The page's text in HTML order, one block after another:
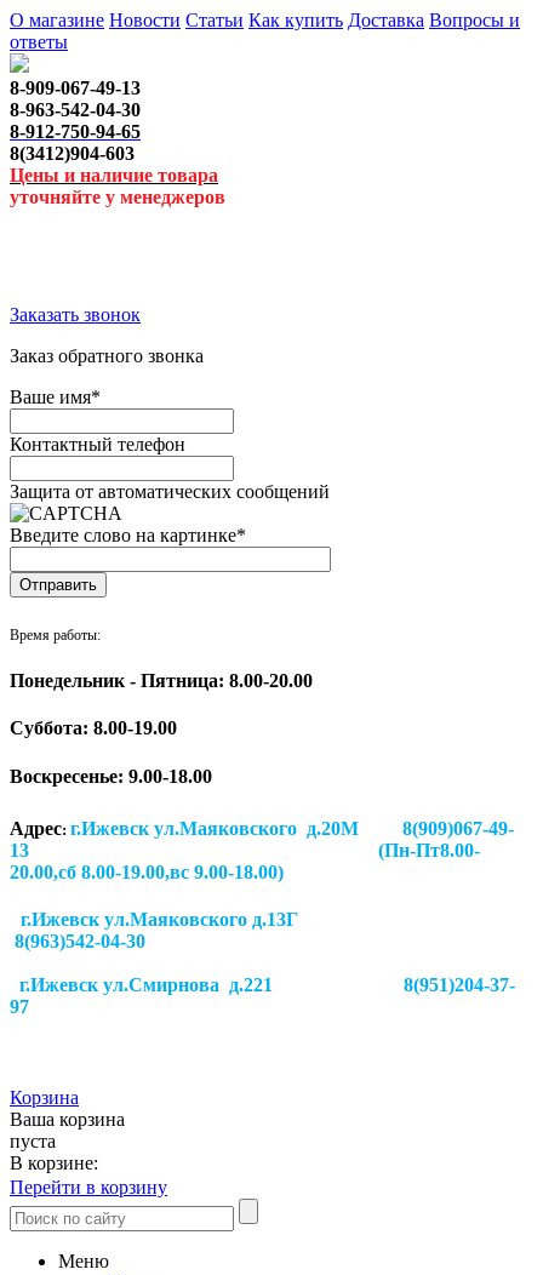
О магазине Новости Статьи Как купить Доставка Вопросы и
ответы
8-909-067-49-13
8-963-542-04-30
8-912-750-94-65
8(3412)904-603
Цены и наличие товара
уточняйте у менеджеров
Заказать звонок
Заказ обратного звонка
Ваше имя*
Контактный телефон
Защита от автоматических сообщений
Введите слово на картинке*
Время работы:
Понедельник - Пятница: 8.00-20.00
Суббота: 8.00-19.00
Воскресенье: 9.00-18.00
Адрес: г.Ижевск ул.Маяковского д.20М 8(909)067-49-
13 (Пн-Пт8.00-
20.00,сб 8.00-19.00,вс 9.00-18.00)
г.Ижевск ул.Маяковского д.13Г
8(963)542-04-30
г.Ижевск ул.Смирнова д.221
8(951)204-37-
97
Корзина
Ваша корзина
пуста
В корзине:
Перейти в корзину
Меню